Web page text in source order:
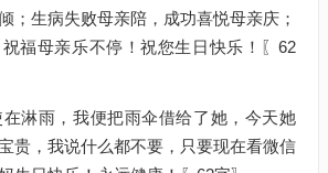
；生病失败母亲陪，成功喜悦母亲庆；
福母亲乐不停！祝您生日快乐！〖62
淋雨，我便把雨伞借给了她，今天她
贵，我说什么都不要，只要现在看微信